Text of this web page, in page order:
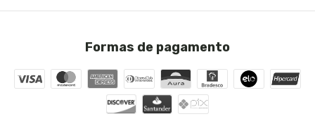
Formas de pagamento